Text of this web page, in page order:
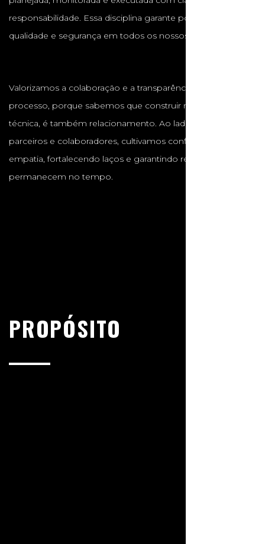
responsabilidade. Essa disciplina garante pontualidade,
qualidade e segurança em todos os nossos projetos.
Valorizamos a colaboração e a transparência em cada
processo, porque sabemos que construir não é apenas
técnica, é também relacionamento. Ao lado de clientes,
parceiros e colaboradores, cultivamos confiança, respeito e
empatia, fortalecendo laços e garantindo resultados que
permanecem no tempo.
PROPÓSITO